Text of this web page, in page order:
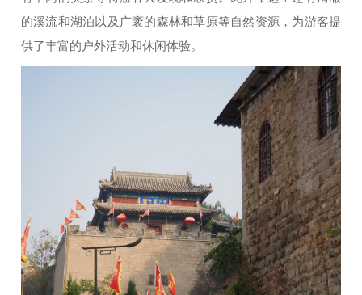
的溪流和湖泊以及广袤的森林和草原等自然资源，为游客提
供了丰富的户外活动和休闲体验。